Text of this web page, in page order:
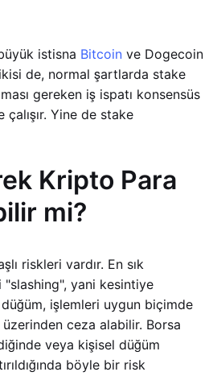
istisna Bitcoin ve Dogecoin
de, normal şartlarda stake
gereken iş ispatı konsensüs
çalışır. Yine de stake
Kripto Para
mi?
riskleri vardır. En sık
"slashing", yani kesintiye
işlemleri uygun biçimde
ceza alabilir. Borsa
veya kişisel düğüm
böyle bir risk